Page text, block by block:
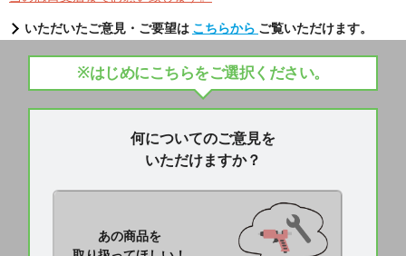
いただいたご意見・ご要望は こちらから ご覧いただけます。
※はじめにこちらをご選択ください。
何についてのご意見を
いただけますか？
あの商品を